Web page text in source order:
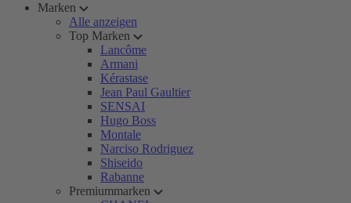
Marken
Alle anzeigen
Top Marken
Lancôme
Armani
Kérastase
Jean Paul Gaultier
SENSAI
Hugo Boss
Montale
Narciso Rodriguez
Shiseido
Rabanne
Premiummarken